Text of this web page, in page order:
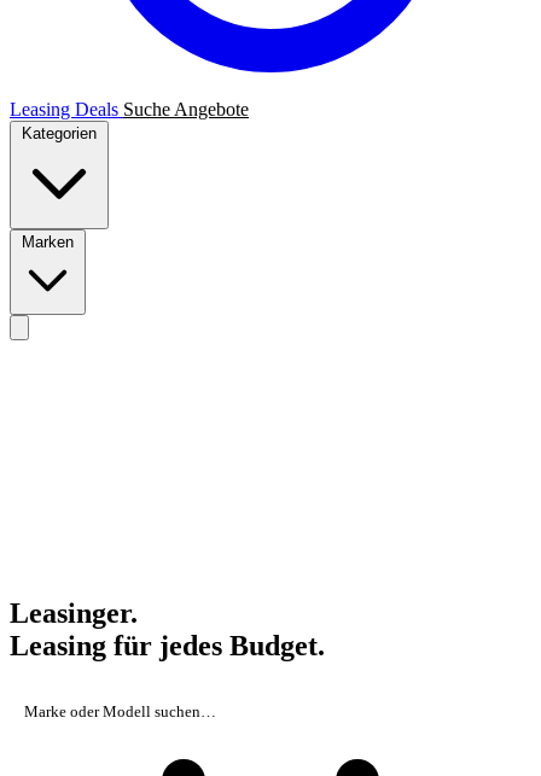
Leasing Deals Suche Angebote
Kategorien
Marken
Leasinger.
Leasing für jedes Budget.